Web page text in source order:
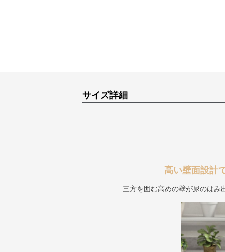
サイズ詳細
高い壁面設計
三方を囲む高めの壁が尿のはみ